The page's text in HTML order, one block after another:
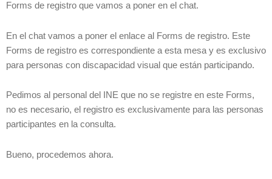
Forms de registro que vamos a poner en el chat.
En el chat vamos a poner el enlace al Forms de registro. Este
Forms de registro es correspondiente a esta mesa y es exclusivo
para personas con discapacidad visual que están participando.
Pedimos al personal del INE que no se registre en este Forms,
no es necesario, el registro es exclusivamente para las personas
participantes en la consulta.
Bueno, procedemos ahora.